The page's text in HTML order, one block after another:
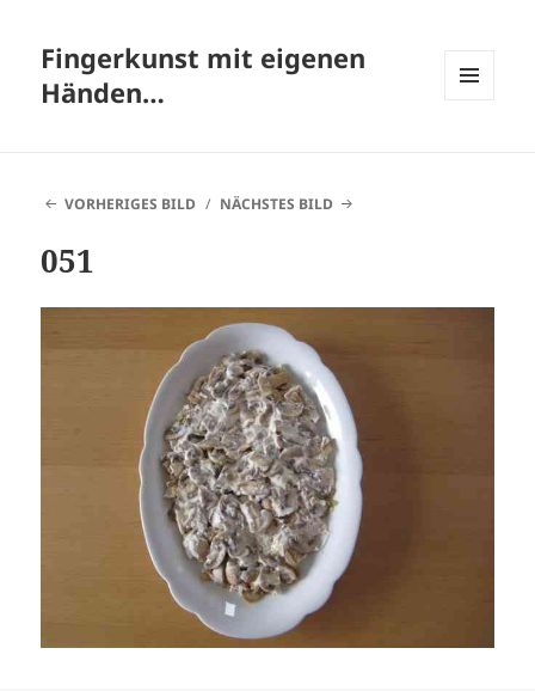
Fingerkunst mit eigenen
Händen…
VORHERIGES BILD NÄCHSTES BILD
051